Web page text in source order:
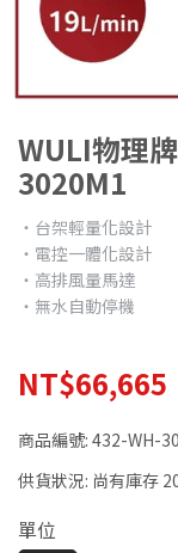
WULI物理
3020M1
‧台架輕量化設計
‧電控一體化設計
‧高排風量馬達
‧無水自動停機
NT$66,665
商品編號: 432-WH-
供貨狀況: 尚有庫存
單位